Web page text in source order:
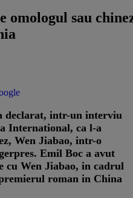
omologul sau
declarat, intr-un interviu
International, ca l-a
Wen Jiabao, intr-o
Emil Boc a avut
cu Wen Jiabao, in cadrul
roman in China